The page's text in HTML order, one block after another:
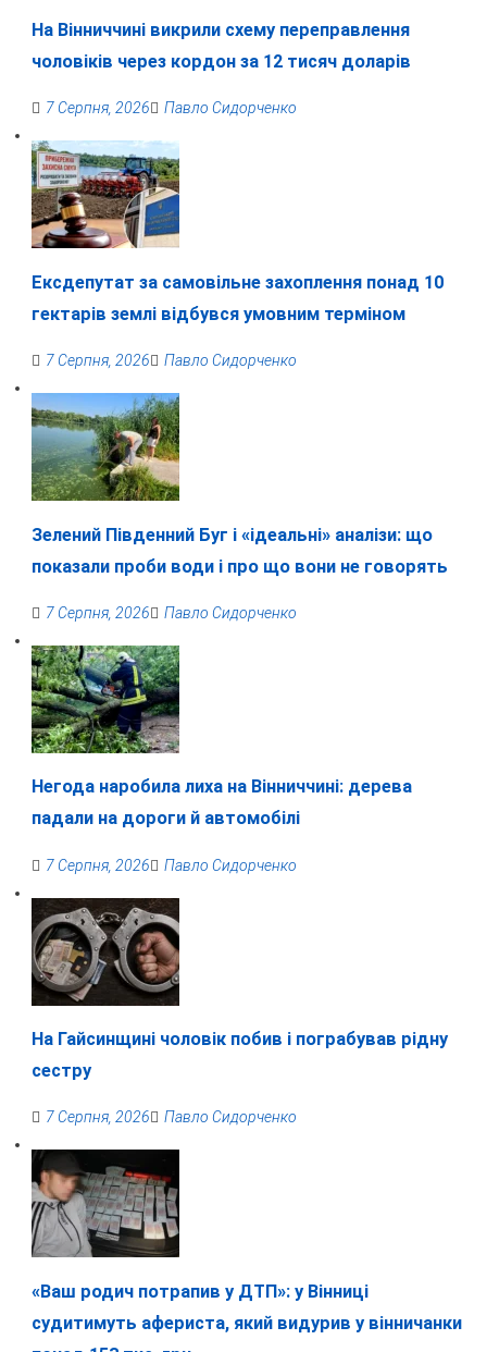
На Вінниччині викрили схему переправлення
чоловіків через кордон за 12 тисяч доларів
7 Серпня, 2026 Павло Сидорченко
Ексдепутат за самовільне захоплення понад 10
гектарів землі відбувся умовним терміном
7 Серпня, 2026 Павло Сидорченко
Зелений Південний Буг і «ідеальні» аналізи: що
показали проби води і про що вони не говорять
7 Серпня, 2026 Павло Сидорченко
Негода наробила лиха на Вінниччині: дерева
падали на дороги й автомобілі
7 Серпня, 2026 Павло Сидорченко
На Гайсинщині чоловік побив і пограбував рідну
сестру
7 Серпня, 2026 Павло Сидорченко
«Ваш родич потрапив у ДТП»: у Вінниці
судитимуть афериста, який видурив у вінничанки